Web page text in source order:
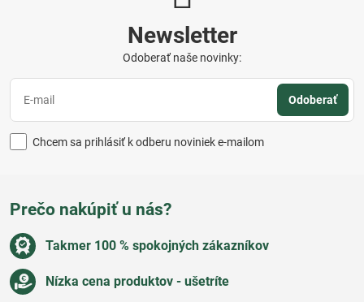
Newsletter
Odoberať naše novinky:
Odoberať
Chcem sa prihlásiť k odberu noviniek e-mailom
Prečo nakúpiť u nás?
Takmer 100 % spokojných zákazníkov
Nízka cena produktov - ušetríte